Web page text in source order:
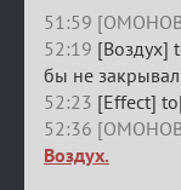
51:59
52:19 [Воздух]
бы не
52:23 [Effect]
52:36
Воздух.